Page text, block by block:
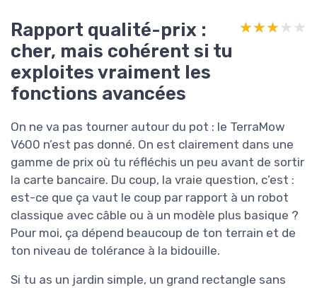
Rapport qualité-prix :
cher, mais cohérent si tu
exploites vraiment les
fonctions avancées
★★★★★
★★★★★
On ne va pas tourner autour du pot : le TerraMow
V600 n’est pas donné. On est clairement dans une
gamme de prix où tu réfléchis un peu avant de sortir
la carte bancaire. Du coup, la vraie question, c’est :
est-ce que ça vaut le coup par rapport à un robot
classique avec câble ou à un modèle plus basique ?
Pour moi, ça dépend beaucoup de ton terrain et de
ton niveau de tolérance à la bidouille.
Si tu as un jardin simple, un grand rectangle sans